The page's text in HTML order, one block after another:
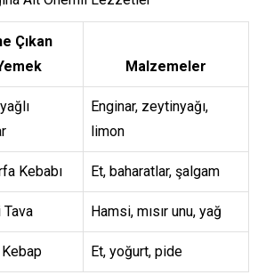
Çıkan
Malzemeler
Enginar, zeytinyağı,
limon
Kebabı Et, baharatlar, şalgam
Tava Hamsi, mısır unu, yağ
Et, yoğurt, pide